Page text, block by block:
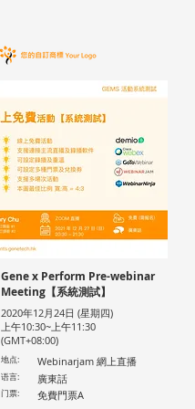
Gene x Perform Pre-webinar
Meeting【系統測試】
2020年12月24日 (星期四)
上午10:30~上午11:30
(GMT+08:00)
地点: Webinarjam 網上直播
语言: 廣東話
门票: 免費門票A